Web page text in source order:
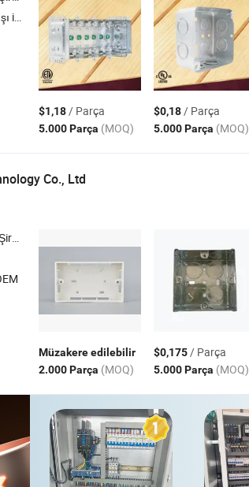
$1,18/ Parça
5.000 Parça (MOQ)
$0,18/ Parça
5.000 Parça (MOQ)
Co., Ltd
Müzakere edilebilir
2.000 Parça (MOQ)
$0,175/ Parça
5.000 Parça (MOQ)